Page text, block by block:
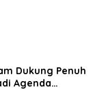
Dukung Penuh
Agenda